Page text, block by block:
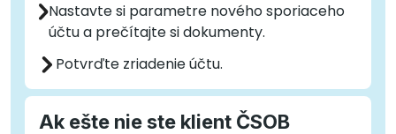
Nastavte si parametre nového sporiaceho
účtu a prečítajte si dokumenty.
Potvrďte zriadenie účtu.
Ak ešte nie ste klient ČSOB